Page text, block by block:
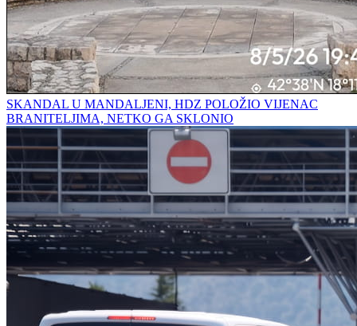
SKANDAL U MANDALJENI, HDZ POLOŽIO VIJENAC
BRANITELJIMA, NETKO GA SKLONIO